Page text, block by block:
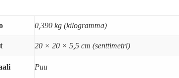
0,390 kg (kilogramma)
20 × 20 × 5,5 cm (senttimetri)
Puu